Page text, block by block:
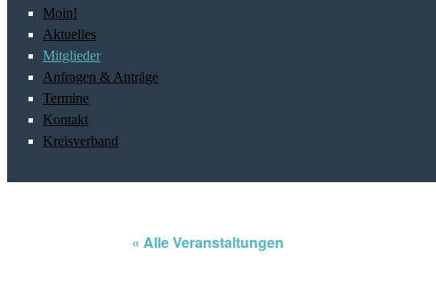
Moin!
Aktuelles
Mitglieder
Anfragen & Anträge
Termine
Kontakt
Kreisverband
« Alle Veranstaltungen